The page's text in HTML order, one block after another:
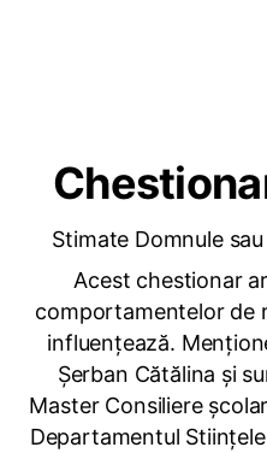
Stimate Domnule
Acest chestionar
comportamentelor de
influențează.
Șerban Cătălina şi
Master Consiliere
Departamentul